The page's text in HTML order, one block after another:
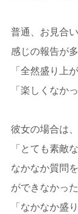
普通、お見合
感じの報告が
「全然盛り上
「楽しくなか
彼女の場合は
「とても素敵
なかなか質問
ができなかった
「なかなか盛